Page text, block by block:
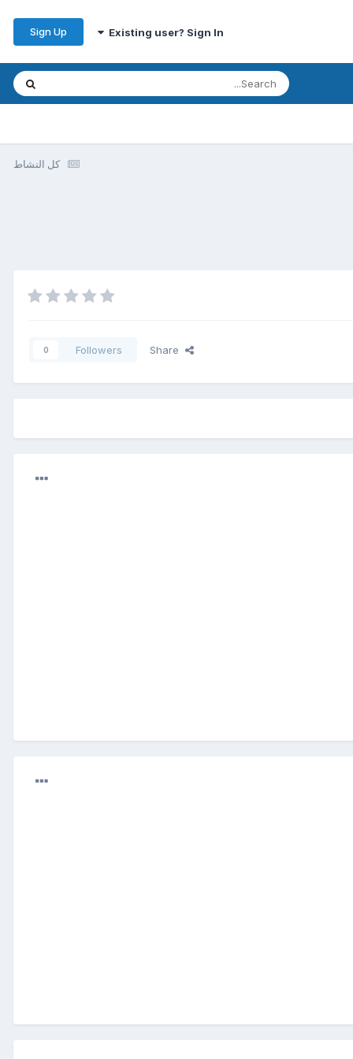
Existing user? Sign In
Sign Up
كل النشاط
Followers
0